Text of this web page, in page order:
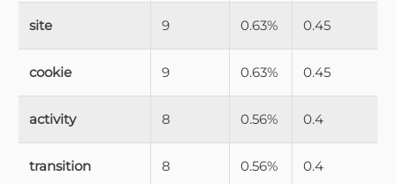
site 9 0.63% 0.45
cookie 9 0.63% 0.45
activity 8 0.56% 0.4
transition 8 0.56% 0.4